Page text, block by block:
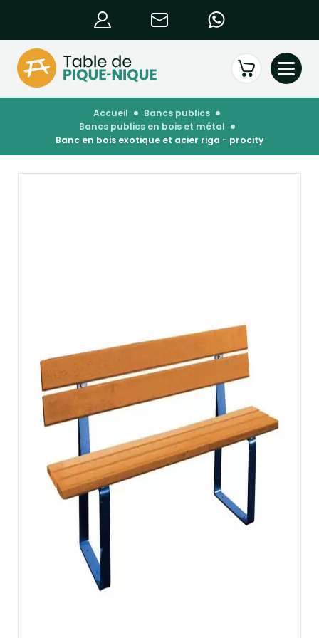
accueil
bancs publics
bancs publics en bois et métal
banc en bois exotique et acier riga - procity